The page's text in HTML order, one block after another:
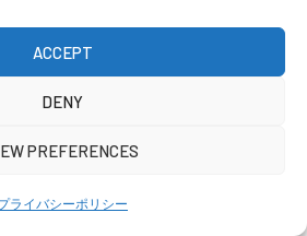
ACCEPT
DENY
PREFERENCES
ライバシーポリシー